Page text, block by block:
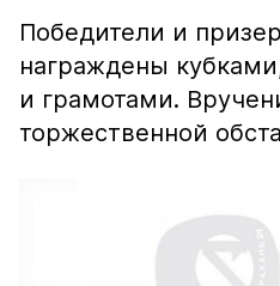
Победители и
награждены
и грамотами.
торжественной